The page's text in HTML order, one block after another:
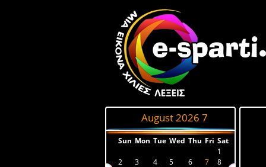
August 2026 7
Sun Mon Tue Wed Thu Fri Sat
1
2
3 4 5 6 7
8